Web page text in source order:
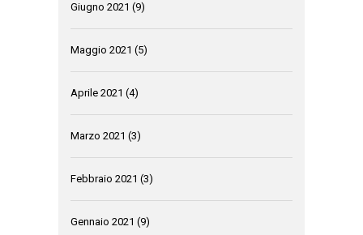
Giugno 2021 (9)
Maggio 2021 (5)
Aprile 2021 (4)
Marzo 2021 (3)
Febbraio 2021 (3)
Gennaio 2021 (9)